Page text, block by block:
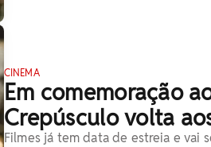
CINEMA
Em comemoração
Crepúsculo volta
Filmes já tem data de estreia e vai